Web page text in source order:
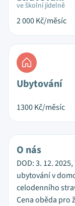
ve školní jídelně
2 000Kč/měsíc
Ubytování
1300Kč/měsíc
O nás
DOD: 3. 12.
ubytování v
celodenního
Cena oběda pro